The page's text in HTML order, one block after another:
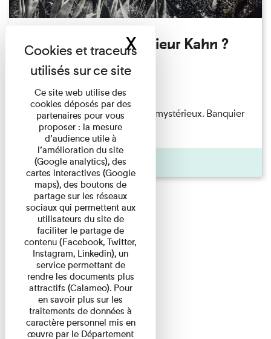
Qui êtes-vous Monsieur Kahn ?
Exposition permanente
Du 15/08/2026 au 15/08/2026
Albert Kahn est un personnage mystérieux. Banquier
d'origine modeste, il a ...
Agenda
Ce site web utilise des
cookies déposés par des
partenaires pour vous
proposer : la mesure
d’audience utile à
l’amélioration du site
(Google analytics), des
cartes interactives (Google
maps), des boutons de
partage sur les réseaux
sociaux qui permettent aux
utilisateurs du site de
faciliter le partage de
contenu (Facebook, Twitter,
Instagram, Linkedin), un
service permettant de
rendre les documents plus
attractifs (Calameo). Pour
en savoir plus sur les
traitements de données à
caractère personnel mis en
œuvre par le Département
XMasquer le